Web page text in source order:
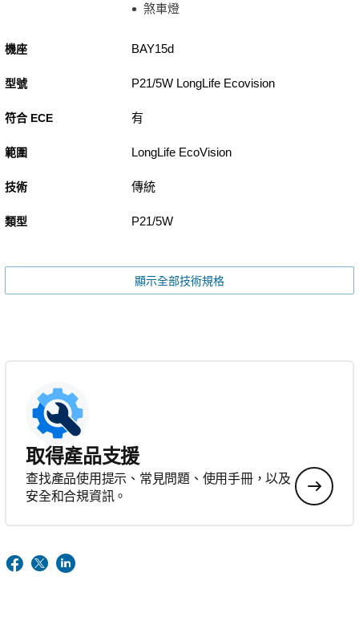
煞車燈
機座 BAY15d
型號 P21/5W LongLife Ecovision
符合 ECE 有
範圍 LongLife EcoVision
技術 傳統
類型 P21/5W
顯示全部技術規格
取得產品支援
查找產品使用提示、常見問題、使用手冊，以及
安全和合規資訊。